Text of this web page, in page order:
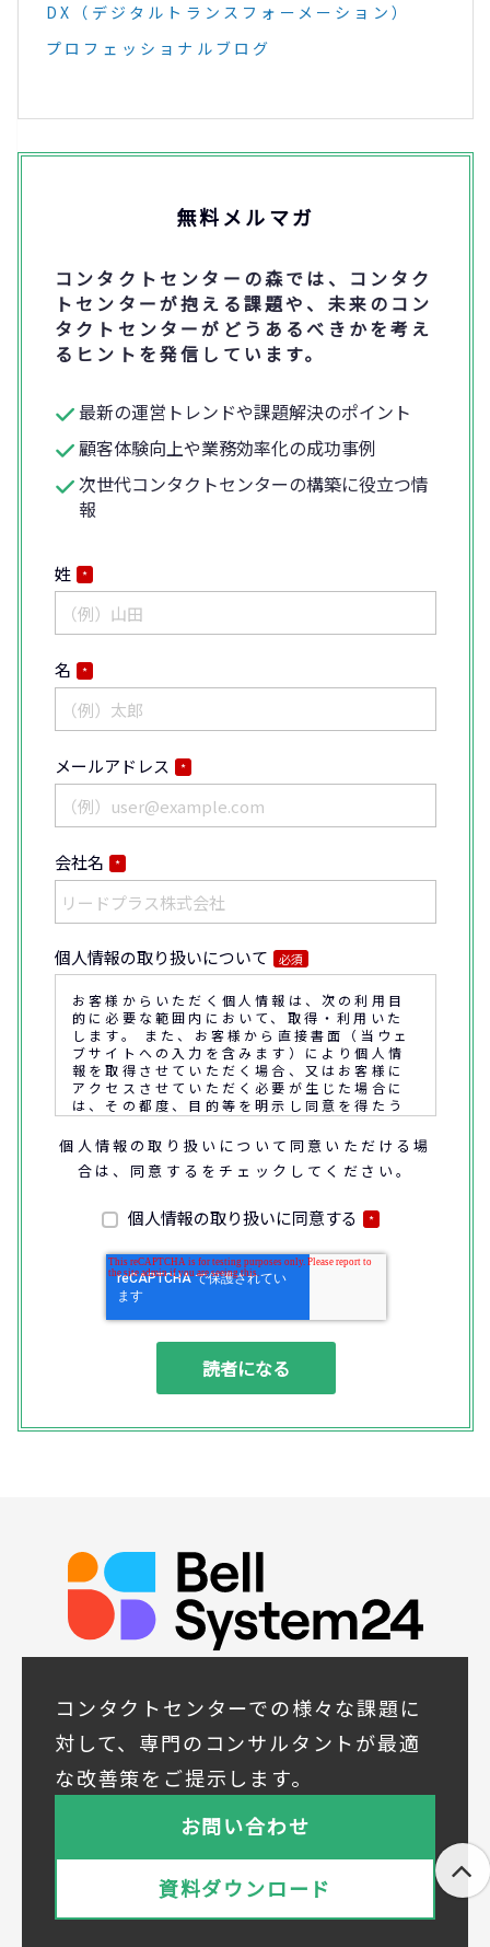
DX（デジタルトランスフォーメーション）
プロフェッショナルブログ
無料メルマガ
コンタクトセンターの森では、コンタク
トセンターが抱える課題や、未来のコン
タクトセンターがどうあるべきかを考え
るヒントを発信しています。
最新の運営トレンドや課題解決のポイント
顧客体験向上や業務効率化の成功事例
次世代コンタクトセンターの構築に役立つ情
報
姓 *
名 *
メールアドレス *
会社名 *
個人情報の取り扱いについて 必須
お客様からいただく個人情報は、次の利用目
的に必要な範囲内において、取得・利用いた
します。 また、お客様から直接書面（当ウェ
ブサイトへの入力を含みます）により個人情
報を取得させていただく場合、又はお客様に
アクセスさせていただく必要が生じた場合に
は、その都度、目的等を明示し同意を得たう
なお、通話内容の確認や応対品質の評価・研
客様との通話内容を書面、音声又は電子的方
法により記録させていただくことがありま
◆個人情報の利用目的
(1) お問い合わせいただいた内容やご相談に
対応するため
行、その他業務上必要な事務連絡を行うため
(3) ご要望いただいた資料の発送や確認した
(4) ダイレクトメール、電子メール、電話等
◆取得する個人データの項目
所属組織名（会社名・団体名等）、氏名、部
署、役職、業種、ご住所、電話番号、E-Mail
アドレス
当社は下記会社との間で、お客様の個人情報
を次のとおり共同して利用いたします。
① 共同利用する者の範囲
株式会社ベルシステム24ホールディングス
株式会社ベルシステム24ホールディングスの
プライバシーポリシーはこちらをご覧ください
株式会社ベルシステム24
株式会社ベルシステム24のプライバシーポリ
シーはこちらをご覧ください
個人情報の取り扱いについて同意いただける場
合は、同意するをチェックしてください。
個人情報の取り扱いに同意する *
コンタクトセンターでの様々な課題に
対して、専門のコンサルタントが最適
な改善策をご提示します。
お問い合わせ
資料ダウンロード